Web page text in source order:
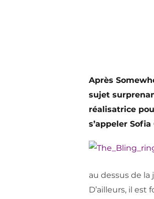
Après
sujet
réalisatrice
s’appeler
au dessus de
D’ailleurs, il